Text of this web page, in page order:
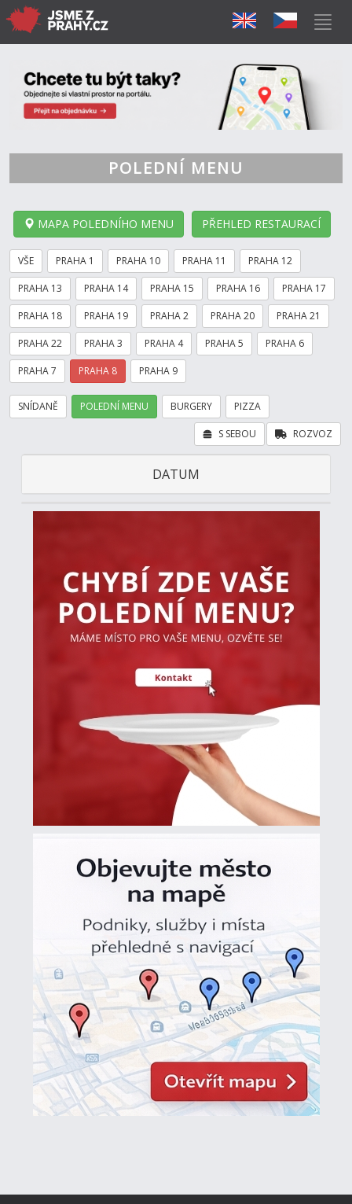
POLEDNÍ MENU
MAPA POLEDNÍHO MENU PŘEHLED RESTAURACÍ
VŠE PRAHA 1 PRAHA 10 PRAHA 11 PRAHA 12
PRAHA 13 PRAHA 14 PRAHA 15 PRAHA 16 PRAHA 17
PRAHA 18 PRAHA 19 PRAHA 2 PRAHA 20 PRAHA 21
PRAHA 22 PRAHA 3 PRAHA 4 PRAHA 5 PRAHA 6
PRAHA 7 PRAHA 8 PRAHA 9
SNÍDANĚ POLEDNÍ MENU BURGERY PIZZA
ROZVOZ
S SEBOU
DATUM